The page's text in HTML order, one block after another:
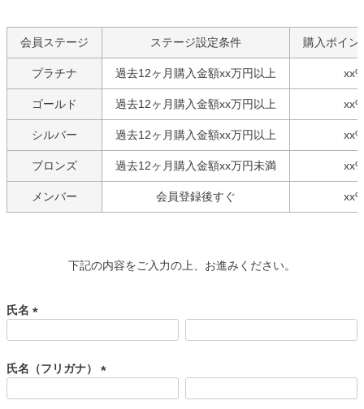
会員ステージ ステージ設定条件 購入ポイン
プラチナ 過去12ヶ月購入金額xx万円以上 xx%
ゴールド 過去12ヶ月購入金額xx万円以上 xx%
シルバー 過去12ヶ月購入金額xx万円以上 xx%
ブロンズ 過去12ヶ月購入金額xx万円未満 xx%
メンバー 会員登録後すぐ xx%
下記の内容をご入力の上、お進みください。
氏名
須
)
氏名（フリガナ）